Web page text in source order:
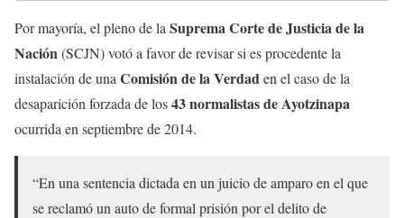
Por mayoría, el pleno de la Suprema Corte de Justicia de la
Nación(SCJN) votó a favor de revisar si es procedente la
instalación de una Comisión de la Verdaden el caso de la
desaparición forzada de los43 normalistas de Ayotzinapa
ocurrida en septiembre de 2014.
“En una sentencia dictada en un juicio de amparo en el que
se reclamó un auto de formal prisión por el delito de